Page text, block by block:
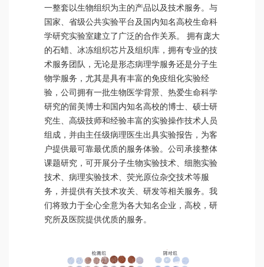
一整套以生物组织为主的产品以及技术服务。与
国家、省级公共实验平台及国内知名高校生命科
学研究实验室建立了广泛的合作关系。 拥有庞大
的石蜡、冰冻组织芯片及组织库，拥有专业的技
术服务团队，无论是形态病理学服务还是分子生
物学服务，尤其是具有丰富的免疫组化实验经
验，公司拥有一批生物医学背景、热爱生命科学
研究的留美博士和国内知名高校的博士、硕士研
究生、高级技师和经验丰富的实验操作技术人员
组成，并由主任级病理医生出具实验报告，为客
户提供最可靠最优质的服务体验。公司承接整体
课题研究，可开展分子生物实验技术、细胞实验
技术、病理实验技术、荧光原位杂交技术等服
务，并提供有关技术攻关、研发等相关服务。我
们将致力于全心全意为各大知名企业，高校，研
究所及医院提供优质的服务。